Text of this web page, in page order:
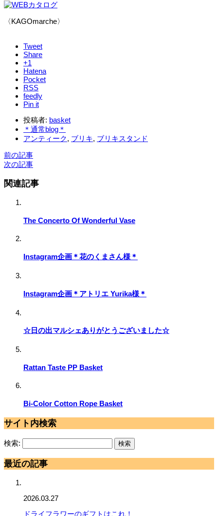
〈KAGOmarche〉
Tweet
Share
+1
Hatena
Pocket
RSS
feedly
Pin it
投稿者: basket
＊通常blog＊
アンティーク, ブリキ, ブリキスタンド
前の記事
次の記事
関連記事
The Concerto Of Wonderful Vase
Instagram企画＊花のくまさん様＊
Instagram企画＊アトリエ Yurika様＊
☆日の出マルシェありがとうございました☆
Rattan Taste PP Basket
Bi-Color Cotton Rope Basket
サイト内検索
検索:
最近の記事
2026.03.27
ドライフラワーのギフトはこれ！